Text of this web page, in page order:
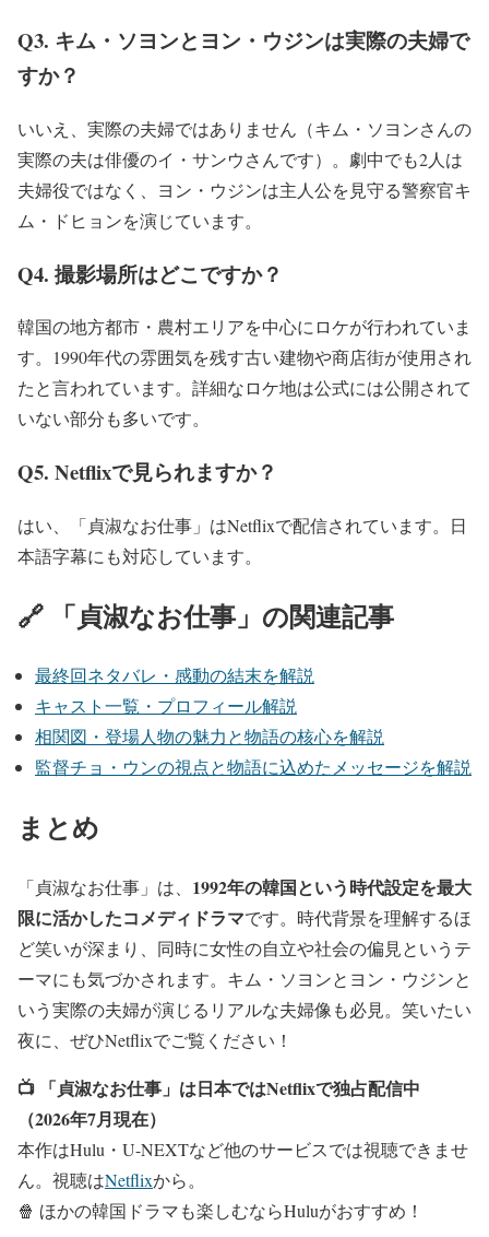
Q3. キム・ソヨンとヨン・ウジンは実際の夫婦で
すか？
いいえ、実際の夫婦ではありません（キム・ソヨンさんの
実際の夫は俳優のイ・サンウさんです）。劇中でも2人は
夫婦役ではなく、ヨン・ウジンは主人公を見守る警察官キ
ム・ドヒョンを演じています。
Q4. 撮影場所はどこですか？
韓国の地方都市・農村エリアを中心にロケが行われていま
す。 1990年代の雰囲気を残す古い建物や商店街が使用され
たと言われています。詳細なロケ地は公式には公開されて
いない部分も多いです。
Q5. Netflixで見られますか？
はい、「貞淑なお仕事」はNetflixで配信されています。日
本語字幕にも対応しています。
🔗 「貞淑なお仕事」の関連記事
最終回ネタバレ・感動の結末を解説
キャスト一覧・プロフィール解説
相関図・登場人物の魅力と物語の核心を解説
監督チョ・ウンの視点と物語に込めたメッセージを解説
まとめ
「貞淑なお仕事」は、 1992年の韓国という時代設定を最大
限に活かしたコメディドラマです。時代背景を理解するほ
ど笑いが深まり、同時に女性の自立や社会の偏見というテ
ーマにも気づかされます。キム・ソヨンとヨン・ウジンと
いう実際の夫婦が演じるリアルな夫婦像も必見。笑いたい
夜に、ぜひNetflixでご覧ください！
📺 「貞淑なお仕事」は日本ではNetflixで独占配信中
（2026年7月現在）
本作はHulu・U-NEXTなど他のサービスでは視聴できませ
ん。視聴はNetflixから。
🍿 ほかの韓国ドラマも楽しむならHuluがおすすめ！